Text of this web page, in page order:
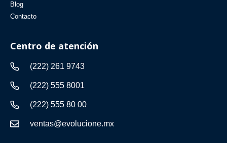
Blog
Contacto
Centro de atención
(222) 261 9743
(222) 555 8001
(222) 555 80 00
ventas@evolucione.mx